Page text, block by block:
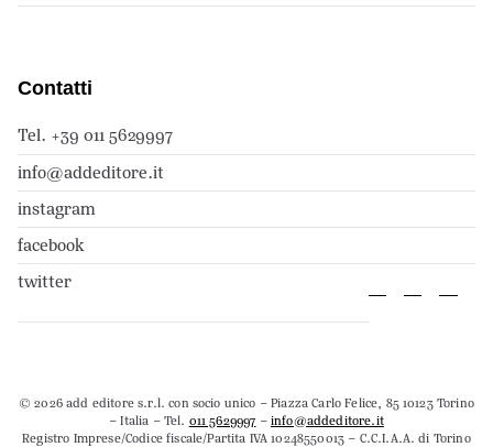
Contatti
Tel. +39 011 5629997
info@addeditore.it
instagram
facebook
twitter
© 2026 add editore s.r.l. con socio unico – Piazza Carlo Felice, 85 10123 Torino
– Italia – Tel. 011 5629997 –info@addeditore.it
Registro Imprese/Codice fiscale/Partita IVA 10248550013 – C.C.I.A.A. di Torino